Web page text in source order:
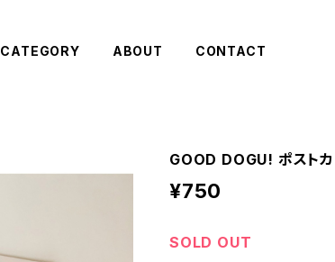
CATEGORY ABOUT CONTACT
GOOD DOGU! ポストカ
¥750
SOLD OUT